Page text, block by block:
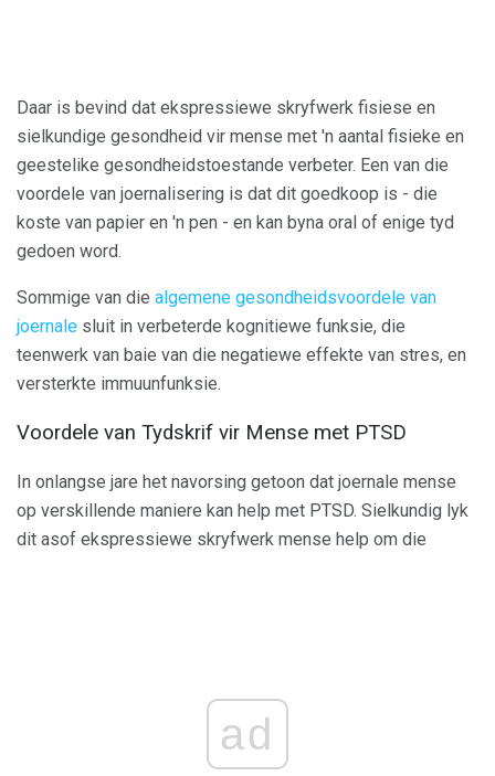
Daar is bevind dat ekspressiewe skryfwerk fisiese en
sielkundige gesondheid vir mense met 'n aantal fisieke en
geestelike gesondheidstoestande verbeter. Een van die
voordele van joernalisering is dat dit goedkoop is - die
koste van papier en 'n pen - en kan byna oral of enige tyd
gedoen word.
Sommige van die algemene gesondheidsvoordele van
joernale sluit in verbeterde kognitiewe funksie, die
teenwerk van baie van die negatiewe effekte van stres, en
versterkte immuunfunksie.
Voordele van Tydskrif vir Mense met PTSD
In onlangse jare het navorsing getoon dat joernale mense
op verskillende maniere kan help met PTSD. Sielkundig lyk
dit asof ekspressiewe skryfwerk mense help om die
ad